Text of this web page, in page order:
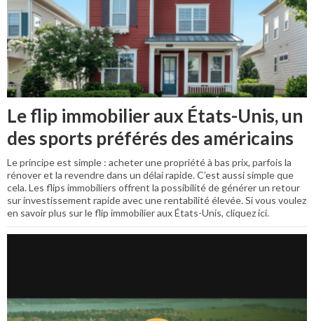
Le flip immobilier aux États-Unis, un
des sports préférés des américains
Le principe est simple : acheter une propriété à bas prix, parfois la
rénover et la revendre dans un délai rapide. C’est aussi simple que
cela. Les flips immobiliers offrent la possibilité de générer un retour
sur investissement rapide avec une rentabilité élevée. Si vous voulez
en savoir plus sur le flip immobilier aux États-Unis, cliquez ici.